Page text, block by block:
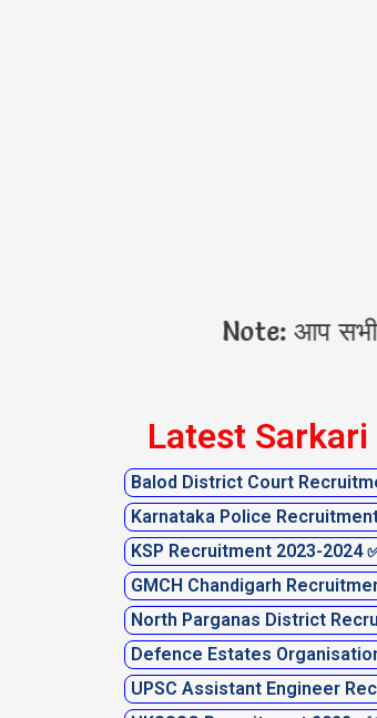
Note: आप सभी से
Latest
Balod District Court
Karnataka Police Recruitment
KSP Recruitment 2023-2024
GMCH Chandigarh
North Parganas District
Defence Estates Organisation
UPSC Assistant Engineer